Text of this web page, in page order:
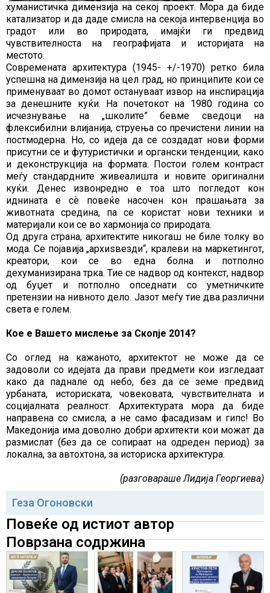
хуманистичка димензија на секој проект. Мора да биде
катализатор и да даде смисла на секоја интервенција во
градот или во природата, имајќи ги предвид
чувствителноста на географијата и историјата на
местото.
Современата архитектура (1945- +/-1970) ретко била
успешна на димензија на цел град, но принципите кои се
применуваат во домот остануваат извор на инспирација
за денешните куќи. На почетокот на 1980 година со
исчезнување на „школите” бевме сведоци на
флексибилни влијанија, струења со пречистени линии на
постмодерна. Но, со идеја да се создадат нови форми
присутни се и футуристички и органски тенденции, како
и деконструкција на формата. Постои голем контраст
меѓу стандардните живеалишта и новите оригинални
куќи. Денес извонредно е тоа што погледот кон
иднината е сѐ повеќе насочен кон прашањата за
животната средина, па се користат нови техники и
материјали кои се во хармонија со природата.
Од друга страна, архитектите никогаш не биле толку во
мода. Се појавија „архиѕвезди“, кралеви на маркетингот,
креатори, кои се во една болна и потполно
дехуманизирана трка. Тие се надвор од контекст, надвор
од буџет и потполно опседнати со уметничките
претензии на нивното дело. Јазот меѓу тие два различни
света е голем.
Кое е Вашето мислење за Скопје 2014?
Со оглед на кажаното, архитектот не може да се
задоволи со идејата да прави предмети кои изгледаат
како да паднале од небо, без да се земе предвид
урбаната, историската, човековата, чувствителната и
социјалната реалност. Архитектурата мора да биде
направена со смисла, а не само фасадизам и гипс! Во
Македонија има доволно добри архитекти кои можат да
размислат (без да се сопираат на одреден период) за
локална, за автохтона, за историска архитектура.
(разговараше Лидија Георгиева)
Геза Огоновски
Повеќе од истиот автор
Поврзана содржина